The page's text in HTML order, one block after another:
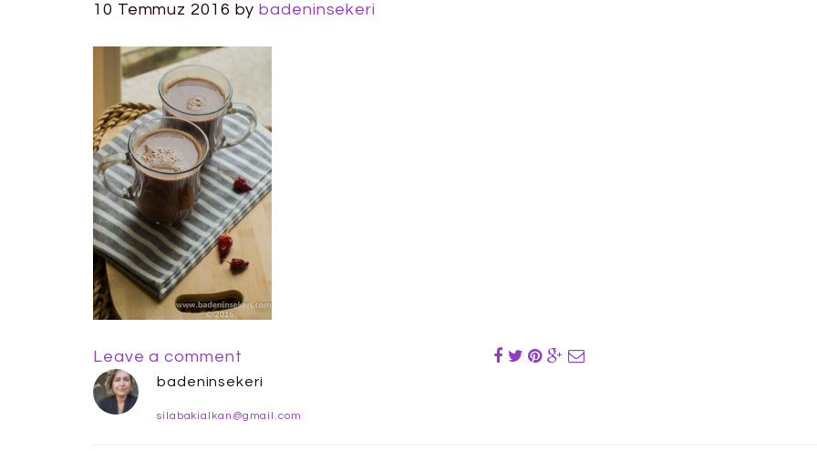
10 Temmuz 2016 bybadeninsekeri
Leave a comment
badeninsekeri
silabakialkan@gmail.com